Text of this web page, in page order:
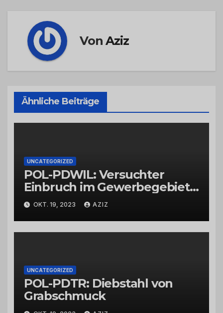
VonAziz
Ähnliche Beiträge
UNCATEGORIZED
POL-PDWIL: Versuchter
Einbruch im Gewerbegebiet
Wittlich
OKT. 19, 2023 AZIZ
UNCATEGORIZED
POL-PDTR: Diebstahl von
Grabschmuck